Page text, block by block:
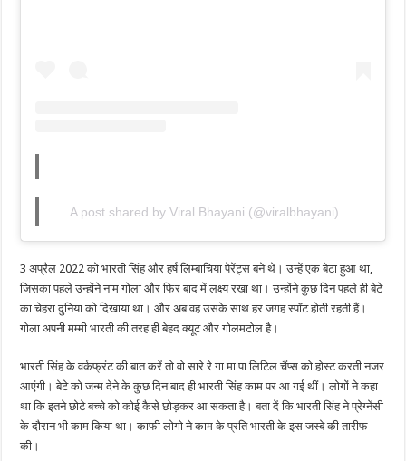
A post shared by Viral Bhayani (@viralbhayani)
3 अप्रैल 2022 को भारती सिंह और हर्ष लिम्बाचिया पेरेंट्स बने थे। उन्हें एक बेटा हुआ था,
जिसका पहले उन्होंने नाम गोला और फिर बाद में लक्ष्य रखा था। उन्होंने कुछ दिन पहले ही बेटे
का चेहरा दुनिया को दिखाया था। और अब वह उसके साथ हर जगह स्पॉट होती रहती हैं।
गोला अपनी मम्मी भारती की तरह ही बेहद क्यूट और गोलमटोल है।
भारती सिंह के वर्कफ्रंट की बात करें तो वो सारे रे गा मा पा लिटिल चैंप्स को होस्ट करती नजर
आएंगी। बेटे को जन्म देने के कुछ दिन बाद ही भारती सिंह काम पर आ गई थीं। लोगों ने कहा
था कि इतने छोटे बच्चे को कोई कैसे छोड़कर आ सकता है। बता दें कि भारती सिंह ने प्रेग्नेंसी
के दौरान भी काम किया था। काफी लोगो ने काम के प्रति भारती के इस जस्बे की तारीफ
की।